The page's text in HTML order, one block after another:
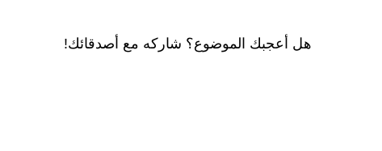
هل أعجبك الموضوع؟ شاركه مع أصدقائك!